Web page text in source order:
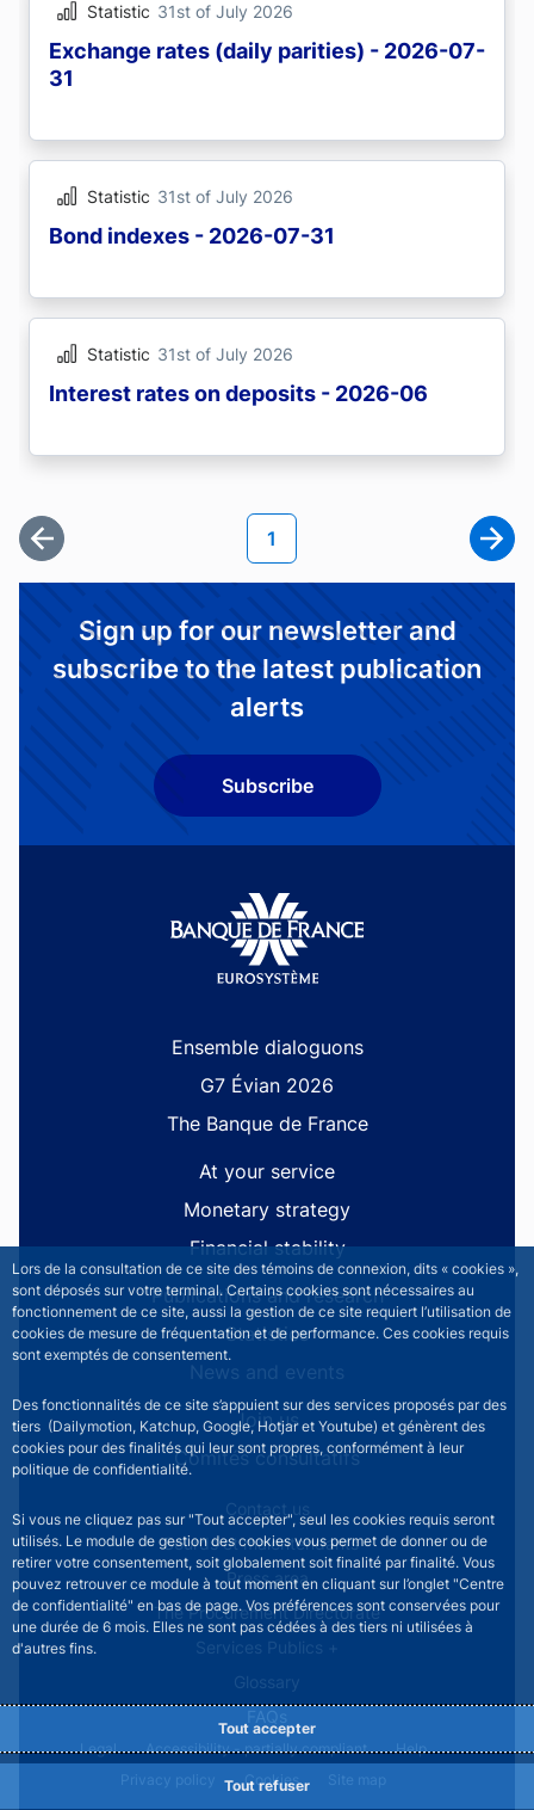
Lors de la consultation de ce site des témoins de connexion, dits « cookies »,
sont déposés sur votre terminal. Certains cookies sont nécessaires au
fonctionnement de ce site, aussi la gestion de ce site requiert l’utilisation de
cookies de mesure de fréquentation et de performance. Ces cookies requis
sont exemptés de consentement.
Des fonctionnalités de ce site s’appuient sur des services proposés par des
tiers (Dailymotion, Katchup, Google, Hotjar et Youtube) et génèrent des
cookies pour des finalités qui leur sont propres, conformément à leur
politique de confidentialité.
Si vous ne cliquez pas sur "Tout accepter", seul les cookies requis seront
utilisés. Le module de gestion des cookies vous permet de donner ou de
retirer votre consentement, soit globalement soit finalité par finalité. Vous
pouvez retrouver ce module à tout moment en cliquant sur l’onglet "Centre
de confidentialité" en bas de page. Vos préférences sont conservées pour
une durée de 6 mois. Elles ne sont pas cédées à des tiers ni utilisées à
d'autres fins.
Tout accepter
Tout refuser
Statistic 31st of July 2026
Exchange rates (daily parities) - 2026-07-
31
Statistic 31st of July 2026
Bond indexes - 2026-07-31
Statistic 31st of July 2026
Interest rates on deposits - 2026-06
First page
Current page
1
Sign up for our newsletter and
subscribe to the latest publication
alerts
Subscribe
Site navigationEnsemble dialoguons
G7 Évian 2026
The Banque de France
At your service
Monetary strategy
Financial stability
Publications and research
Statistics
News and events
Join us
Comités consultatifs
Footer secondary menuContact us
Sourds et malentendants
Press area
The Procurement Directorate
Services Publics +
Glossary
FAQs
Footer legal notice menu
Legal Accessibility - partially compliant
Help
Privacy policy
Cookies Site map